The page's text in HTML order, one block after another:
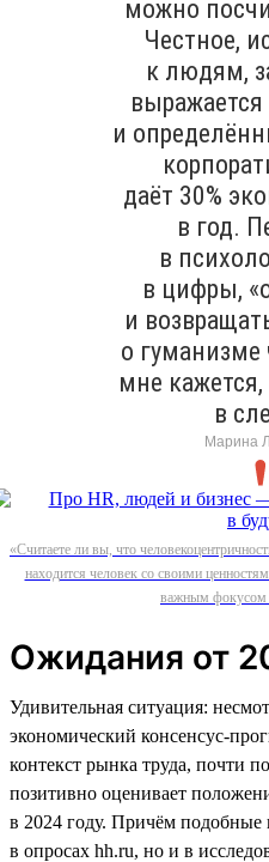
можно
Честное,
к людям,
выражается
и
даёт 30%
в год.
в
в цифры,
и
о гуманизме
мне
в
Марина
«Считаете ли вы, что
находится человек со своими
важным фокусом
Ожидания от
Удивительная ситуация:
экономический консенсус-
контекст рынка труда, почти
позитивно оценивает
в 2024 году. Причём подобные
в опросах hh.ru, но и в